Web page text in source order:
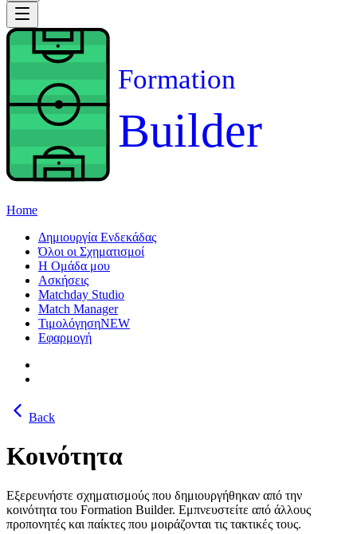
Formation
Builder
Home
Δημιουργία Ενδεκάδας
Όλοι οι Σχηματισμοί
Η Ομάδα μου
Ασκήσεις
Matchday Studio
Match Manager
ΤιμολόγησηNEW
Εφαρμογή
Back
Κοινότητα
Εξερευνήστε σχηματισμούς που δημιουργήθηκαν από την
κοινότητα του Formation Builder. Εμπνευστείτε από άλλους
προπονητές και παίκτες που μοιράζονται τις τακτικές τους.